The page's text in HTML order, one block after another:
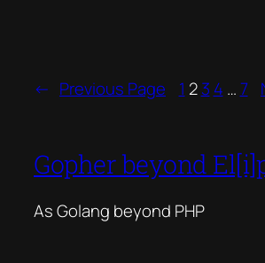
← Previous Page 1 2 3 4 …7
Gopher beyond
As Golang beyond PHP